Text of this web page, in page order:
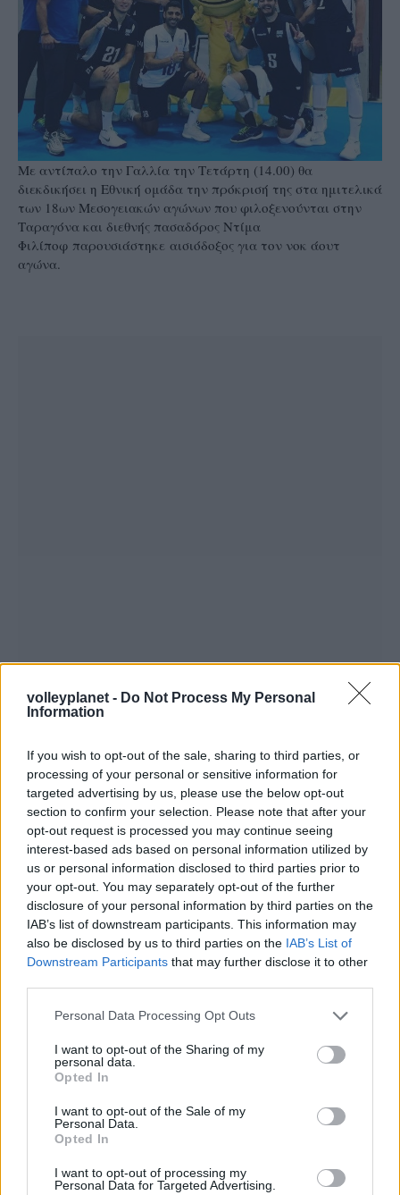
volleyplanet - Do Not Process My Personal
Information
If you wish to opt-out of the sale, sharing to third parties, or
processing of your personal or sensitive information for
targeted advertising by us, please use the below opt-out
section to confirm your selection. Please note that after your
opt-out request is processed you may continue seeing
interest-based ads based on personal information utilized by
us or personal information disclosed to third parties prior to
your opt-out. You may separately opt-out of the further
disclosure of your personal information by third parties on the
IAB’s list of downstream participants. This information may
also be disclosed by us to third parties on the IAB’s List of
Downstream Participants that may further disclose it to other
Please note that this website/app uses one or more Google
not limited to your visit or usage behaviour. You may click to
grant or deny consent to Google and its third-party tags to
use your data for below specified purposes in below Google
consent section.
Personal Data Processing Opt Outs
I want to opt-out of the Sharing of my
personal data.
Opted In
I want to opt-out of the Sale of my
Personal Data.
Opted In
I want to opt-out of processing my
Personal Data for Targeted Advertising.
Με αντίπαλο την Γαλλία την Τετάρτη (14.00) θα
διεκδικήσει η Εθνική ομάδα την πρόκρισή της στα ημιτελικά
των 18ων Μεσογειακών αγώνων που φιλοξενούνται στην
Ταραγόνα και διεθνής πασαδόρος Ντίμα
Φιλίποφ παρουσιάστηκε αισιόδοξος για τον νοκ άουτ
αγώνα.